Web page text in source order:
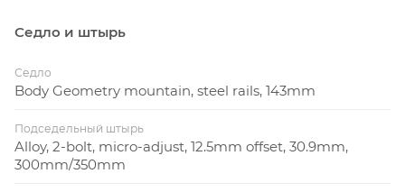
Седло и штырь
Седло
Body Geometry mountain, steel rails, 143mm
Подседельный штырь
Alloy, 2-bolt, micro-adjust, 12.5mm offset, 30.9mm,
300mm/350mm